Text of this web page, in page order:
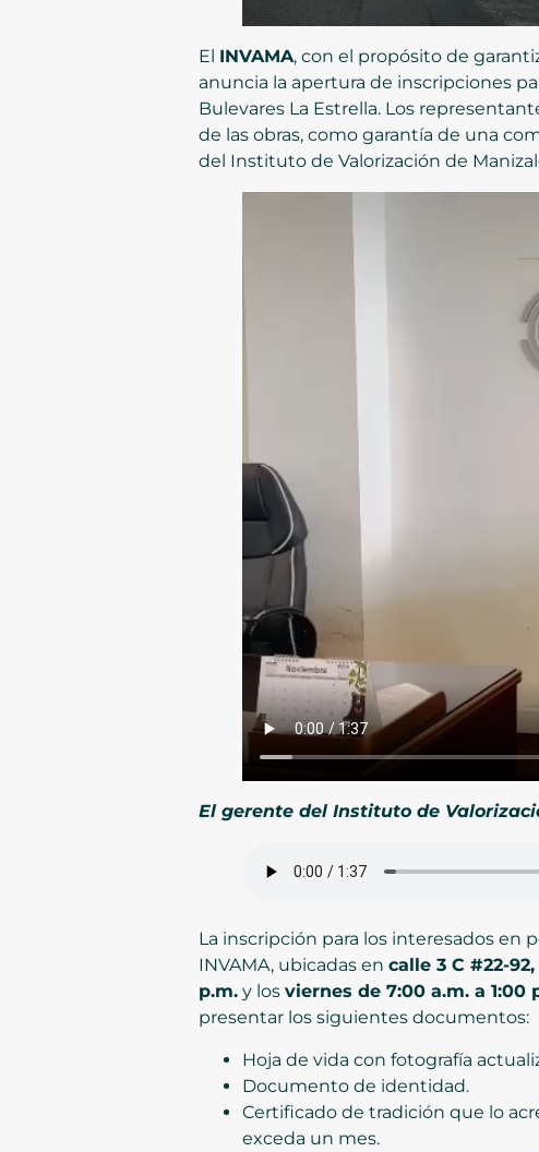
El INVAMA, con el propósito de
anuncia la apertura de inscripciones
Bulevares La Estrella. Los
de las obras, como garantía de una
del Instituto de Valorización de
El gerente del Instituto de
La inscripción para los interesados en
INVAMA, ubicadas en calle 3 C #22-
p.m. y los viernes de 7:00 a.m. a 1:00
presentar los siguientes documentos:
Hoja de vida con fotografía
Documento de identidad.
Certificado de tradición que lo
exceda un mes.